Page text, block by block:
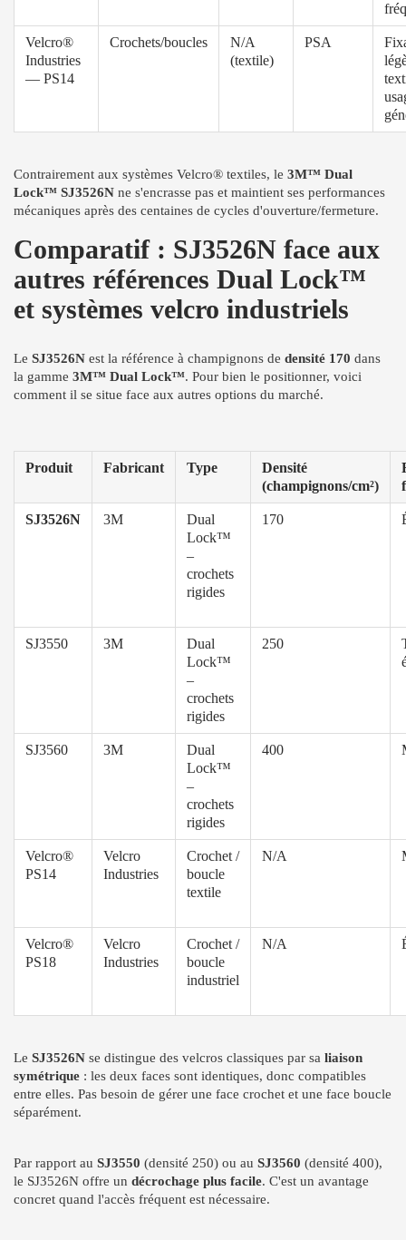
Velcro®
Industries
— PS14
Crochets/boucles
N/A
(textile)
PSA
Contrairement aux systèmes Velcro® textiles, le 3M™ Dual
Lock™ SJ3526N ne s'encrasse pas et maintient ses performances
mécaniques après des centaines de cycles d'ouverture/fermeture.
Comparatif : SJ3526N face aux
autres références Dual Lock™
et systèmes velcro industriels
Le SJ3526N est la référence à champignons de densité 170 dans
la gamme 3M™ Dual Lock™. Pour bien le positionner, voici
comment il se situe face aux autres options du marché.
Produit Fabricant Type
Densité
(champignons/cm²)
SJ3526N 3M
Dual
Lock™
–
crochets
rigides
170
SJ3550 3M
Dual
Lock™
–
crochets
rigides
250
SJ3560 3M
Dual
Lock™
–
crochets
rigides
400
Velcro®
PS14
Velcro
Industries
Crochet /
boucle
textile
N/A
Velcro®
PS18
Velcro
Industries
Crochet /
boucle
industriel
N/A
Le SJ3526N se distingue des velcros classiques par sa liaison
symétrique : les deux faces sont identiques, donc compatibles
entre elles. Pas besoin de gérer une face crochet et une face boucle
séparément.
Par rapport au SJ3550 (densité 250) ou au SJ3560 (densité 400),
le SJ3526N offre un décrochage plus facile. C'est un avantage
concret quand l'accès fréquent est nécessaire.